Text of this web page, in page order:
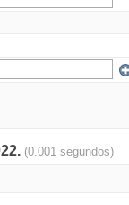
(0.001 segundos)